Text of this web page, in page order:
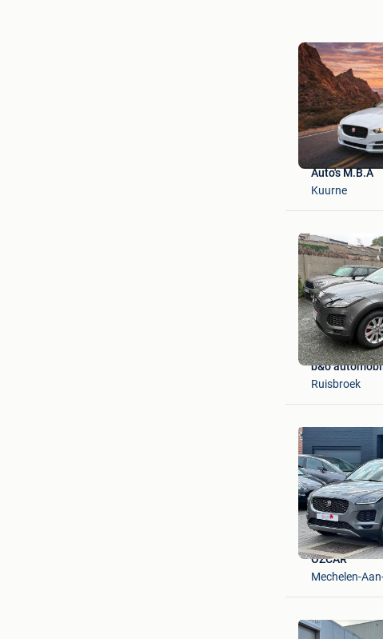
Auto's M.B.A
Kuurne
b&o
Ruisbroek
OZCAR
Mechelen-